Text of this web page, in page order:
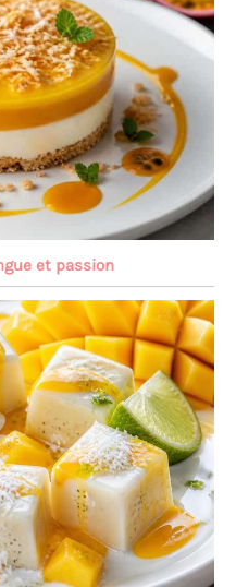
et passion